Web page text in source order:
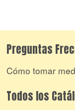
Preguntas
Cómo tomar
Todos los